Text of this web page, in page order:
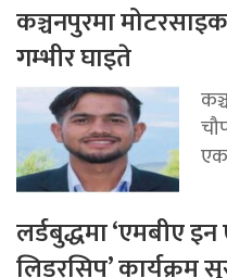
कञ्चनपुरमा
गम्भीर घाइते
लर्डबुद्धमा ‘एमबीए
लिडरसिप’ कार्यक्रम